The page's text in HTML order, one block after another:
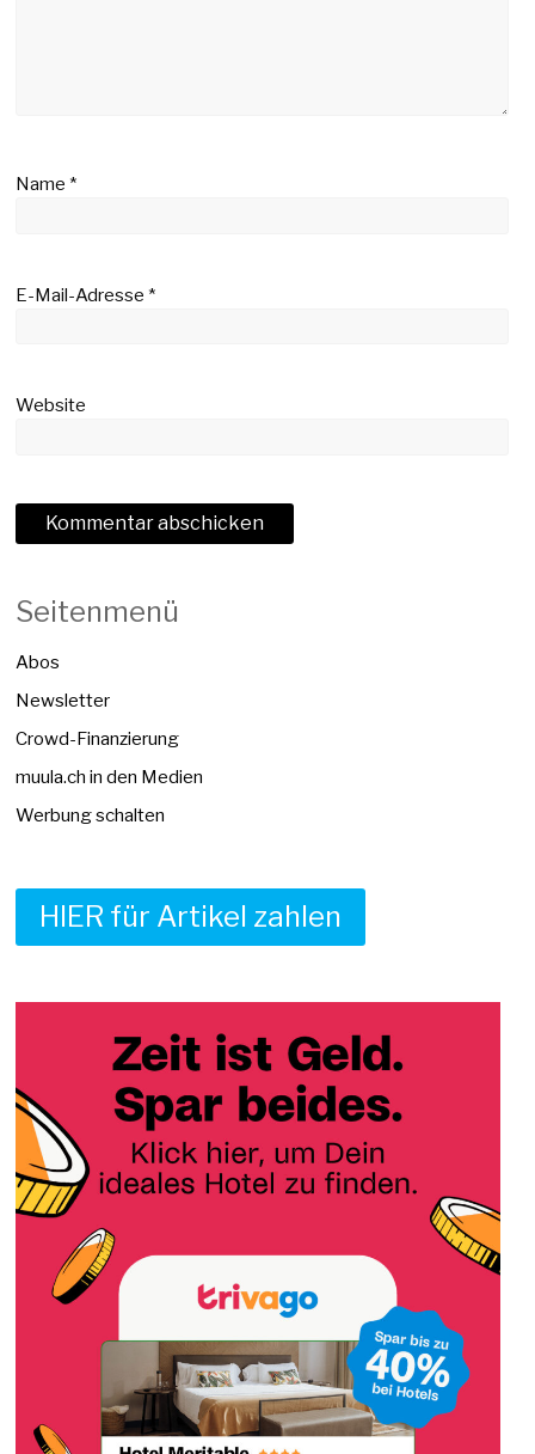
Name*
E-Mail-Adresse*
Website
Seitenmenü
Abos
Newsletter
Crowd-Finanzierung
muula.ch in den Medien
Werbung schalten
HIER für Artikel zahlen